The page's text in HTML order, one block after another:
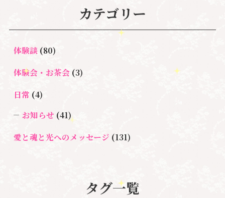
カテゴリー
体験談(80)
体験会・お茶会(3)
日常 (4)
お知らせ (41)
愛と魂と光へのメッセージ (131)
亡くなった方に出会うセッション(ミディアムシッ
タグ一覧